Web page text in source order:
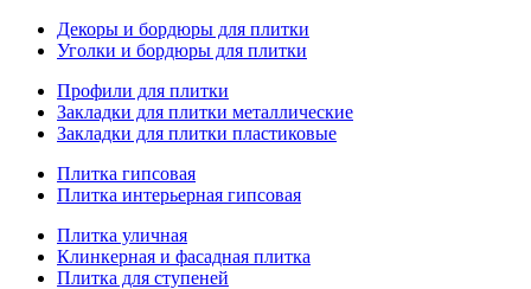
Декоры и бордюры для плитки
Уголки и бордюры для плитки
Профили для плитки
Закладки для плитки металлические
Закладки для плитки пластиковые
Плитка гипсовая
Плитка интерьерная гипсовая
Плитка уличная
Клинкерная и фасадная плитка
Плитка для ступеней